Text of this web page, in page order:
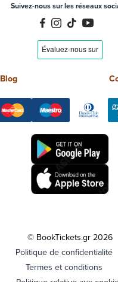
Suivez-nous sur les réseaux
Blog
© BookTickets.gr 2026
Politique de confidentialité
Termes et conditions